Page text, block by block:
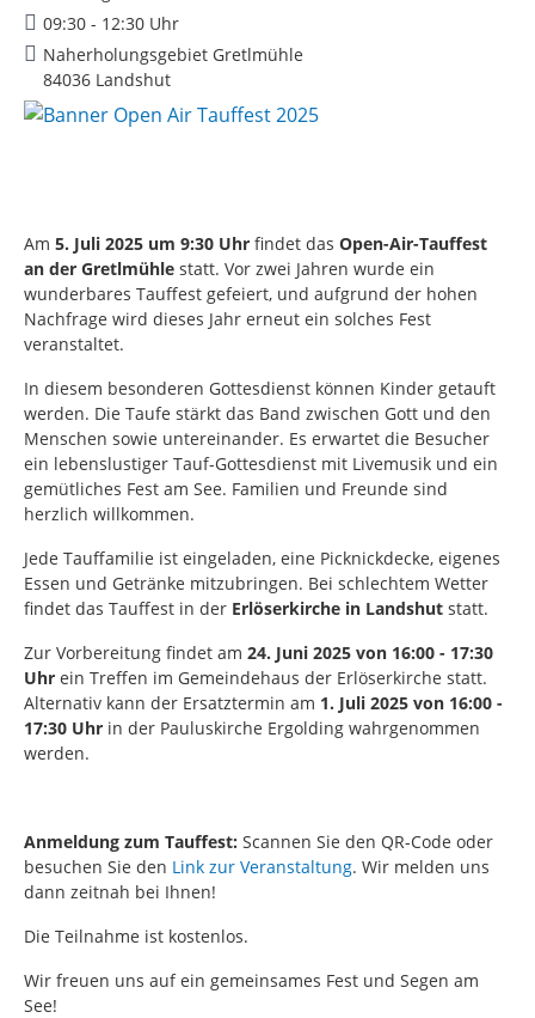
09:30 - 12:30 Uhr
Naherholungsgebiet Gretlmühle
84036 Landshut
Am 5. Juli 2025 um 9:30 Uhr findet das Open-Air-Tauffest
an der Gretlmühle statt. Vor zwei Jahren wurde ein
wunderbares Tauffest gefeiert, und aufgrund der hohen
Nachfrage wird dieses Jahr erneut ein solches Fest
veranstaltet.
In diesem besonderen Gottesdienst können Kinder getauft
werden. Die Taufe stärkt das Band zwischen Gott und den
Menschen sowie untereinander. Es erwartet die Besucher
ein lebenslustiger Tauf-Gottesdienst mit Livemusik und ein
gemütliches Fest am See. Familien und Freunde sind
herzlich willkommen.
Jede Tauffamilie ist eingeladen, eine Picknickdecke, eigenes
Essen und Getränke mitzubringen. Bei schlechtem Wetter
findet das Tauffest in der Erlöserkirche in Landshut statt.
Zur Vorbereitung findet am 24. Juni 2025 von 16:00 - 17:30
Uhr ein Treffen im Gemeindehaus der Erlöserkirche statt.
Alternativ kann der Ersatztermin am 1. Juli 2025 von 16:00 -
17:30 Uhr in der Pauluskirche Ergolding wahrgenommen
werden.
Anmeldung zum Tauffest: Scannen Sie den QR-Code oder
besuchen Sie den Link zur Veranstaltung. Wir melden uns
dann zeitnah bei Ihnen!
Die Teilnahme ist kostenlos.
Wir freuen uns auf ein gemeinsames Fest und Segen am
See!